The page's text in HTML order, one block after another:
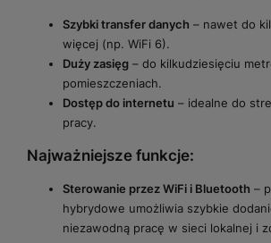
Szybki transfer danych – nawet do
więcej (np. WiFi 6).
Duży zasięg – do kilkudziesięciu
pomieszczeniach.
Dostęp do internetu – idealne do
pracy.
Najważniejsze funkcje:
Sterowanie przez WiFi i Bluetooth –
hybrydowe umożliwia szybkie
niezawodną pracę w sieci lokalnej i